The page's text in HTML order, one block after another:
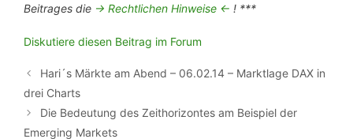
Beitrages die -> Rechtlichen Hinweise <- ! ***
Diskutiere diesen Beitrag im Forum
Hari´s Märkte am Abend – 06.02.14 – Marktlage DAX in
drei Charts
Die Bedeutung des Zeithorizontes am Beispiel der
Emerging Markets